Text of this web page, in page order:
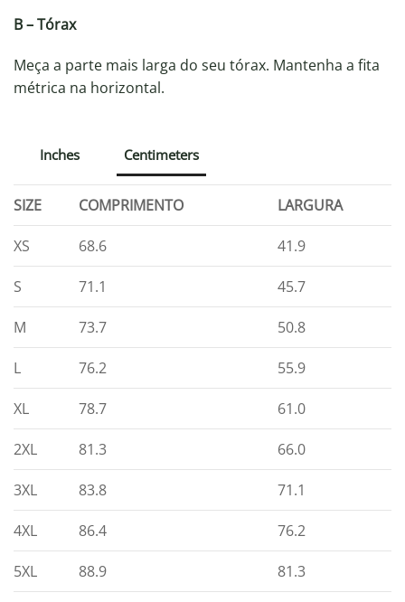
B – Tórax
Meça a parte mais larga do seu tórax. Mantenha a fita
métrica na horizontal.
Inches Centimeters
SIZE COMPRIMENTO LARGURA
XS 68.6 41.9
S 71.1 45.7
M 73.7 50.8
L 76.2 55.9
XL 78.7 61.0
2XL 81.3 66.0
3XL 83.8 71.1
4XL 86.4 76.2
5XL 88.9 81.3